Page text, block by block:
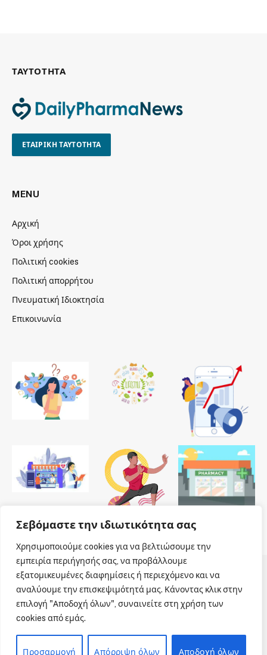
Σεβόμαστε την ιδιωτικότητα σας
Χρησιμοποιούμε cookies για να βελτιώσουμε την
εμπειρία περιήγησής σας, να προβάλλουμε
εξατομικευμένες διαφημίσεις ή περιεχόμενο και να
αναλύουμε την επισκεψιμότητά μας. Κάνοντας κλικ στην
επιλογή "Αποδοχή όλων", συναινείτε στη χρήση των
cookies από εμάς.
Προσαρμογή Απόρριψη όλων Αποδοχή όλων
ΤΑΥΤΟΤΗΤΑ
ΕΤΑΙΡΙΚΗ ΤΑΥΤΟΤΗΤΑ
MENU
Αρχική
Όροι χρήσης
Πολιτική cookies
Πολιτική απορρήτου
Πνευματική Ιδιοκτησία
Επικοινωνία
© 2026 Dailypharmanews. Designed byDailypharmanews
Αρχική Όροι χρήσης
Πολιτική cookies
Πολιτική απορρήτου